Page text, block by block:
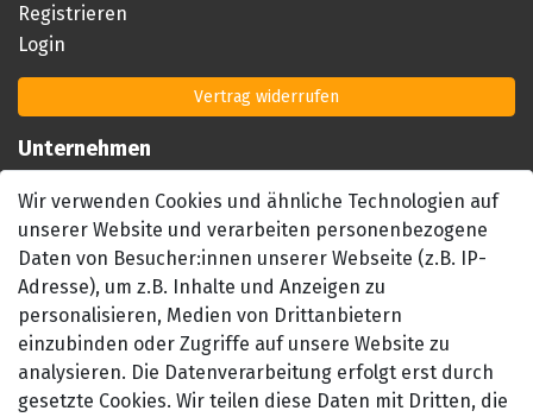
Registrieren
Login
Vertrag widerrufen
Unternehmen
Impressum
AGB
Datenschutzerklärung
Barrierefreiheitserklärung
Widerrufsrecht
Kontakt
Wir verwenden Cookies und ähnliche Technologien auf
unserer Website und verarbeiten personenbezogene
Daten von Besucher:innen unserer Webseite (z.B. IP-
Adresse), um z.B. Inhalte und Anzeigen zu
personalisieren, Medien von Drittanbietern
einzubinden oder Zugriffe auf unsere Website zu
analysieren. Die Datenverarbeitung erfolgt erst durch
gesetzte Cookies. Wir teilen diese Daten mit Dritten, die